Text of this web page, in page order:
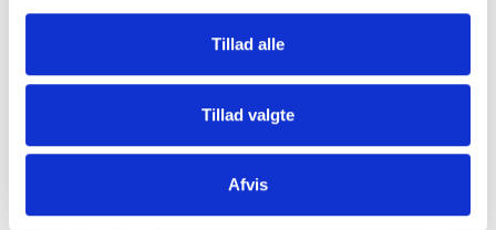
Tillad alle
Tillad valgte
Afvis